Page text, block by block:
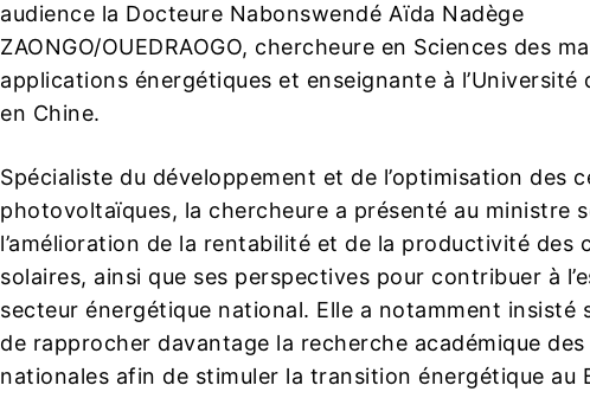
audience la Docteure Nabonswendé Aïda Nadège
ZAONGO/OUEDRAOGO, chercheure en Sciences des
applications énergétiques et enseignante à l’Université
en Chine.
Spécialiste du développement et de l’optimisation des
photovoltaïques, la chercheure a présenté au ministre
l’amélioration de la rentabilité et de la productivité des
solaires, ainsi que ses perspectives pour contribuer à
secteur énergétique national. Elle a notamment insisté
de rapprocher davantage la recherche académique
nationales afin de stimuler la transition énergétique au